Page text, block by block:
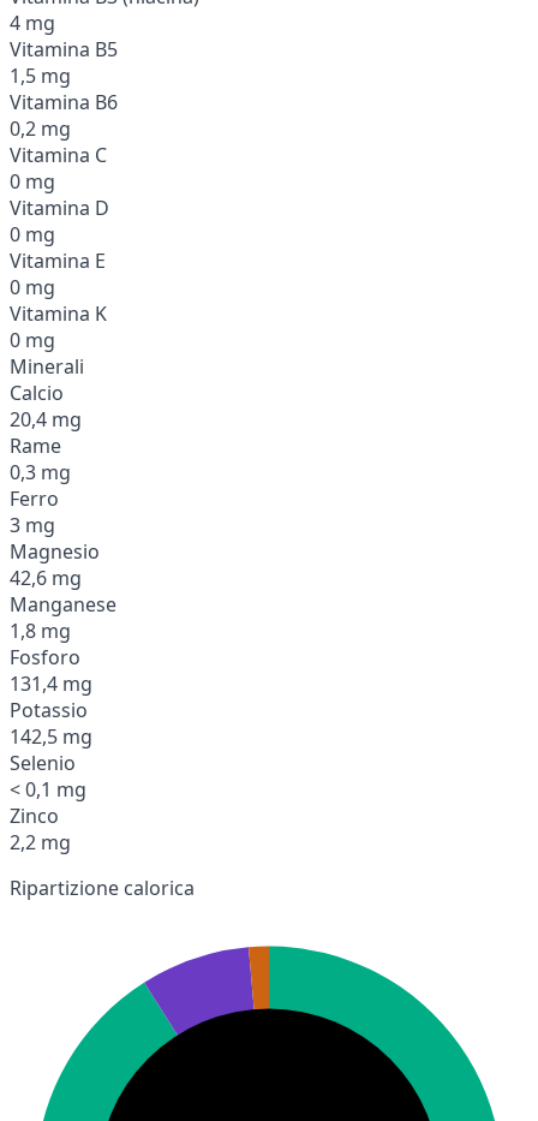
4 mg
Vitamina B5
1,5 mg
Vitamina B6
0,2 mg
Vitamina C
0 mg
Vitamina D
0 mg
Vitamina E
0 mg
Vitamina K
0 mg
Minerali
Calcio
20,4 mg
Rame
0,3 mg
Ferro
3 mg
Magnesio
42,6 mg
Manganese
1,8 mg
Fosforo
131,4 mg
Potassio
142,5 mg
Selenio
< 0,1 mg
Zinco
2,2 mg
Ripartizione calorica